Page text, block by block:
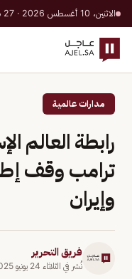
الاثنين، 10 أغسطس 2026 · 27 صفر 1448 هـ
مدارات عالمية
رابطة العالم
ترامب وقف
وإيران
فريق التحرير
نُشر في الثلاثاء 24 يونيو 2025